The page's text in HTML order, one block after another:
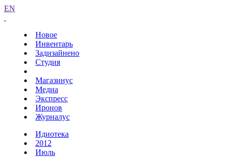
EN
Новое
Инвентарь
Задизайнено
Студия
Магазинус
Медиа
Экспресс
Иронов
Журналус
Идиотека
2012
Июль